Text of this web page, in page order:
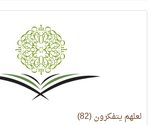
لعلهم يتفكرون (82)